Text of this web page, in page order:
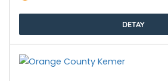
DETAY